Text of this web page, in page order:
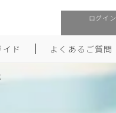
ログイン
ド よくあるご質問